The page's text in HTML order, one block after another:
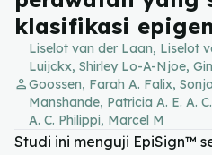
klasifikasi
person
Liselot van der Laan, Liselot
Luijckx, Shirley Lo-A-Njoe,
Goossen, Farah A. Falix,
Manshande, Patricia A. E. A.
A. C. Philippi, Marcel M
Studi ini menguji EpiSign™